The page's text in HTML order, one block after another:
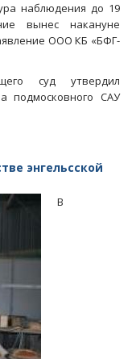
наблюдения до 19
вынес накануне
ООО КБ «БФГ-
суд утвердил
подмосковного САУ
энгельсской
В